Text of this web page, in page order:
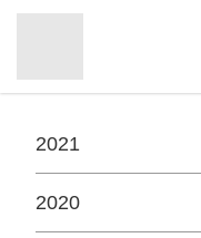
2021
2020